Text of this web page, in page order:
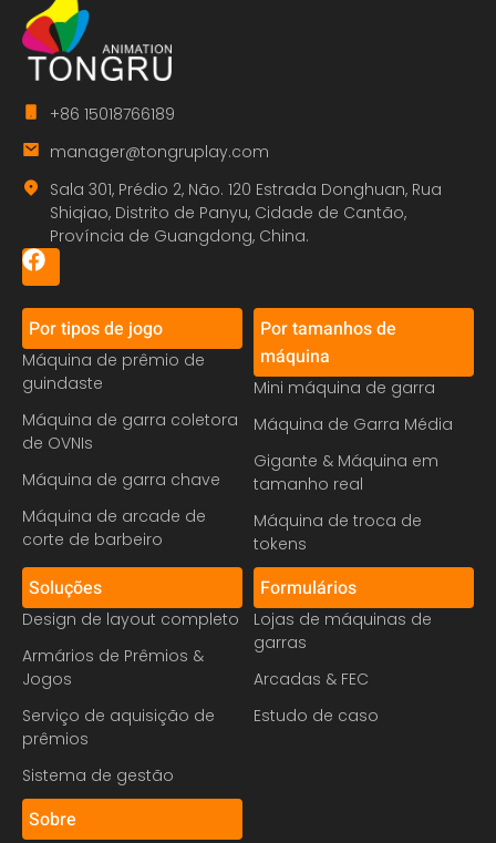
+86 15018766189
manager@tongruplay.com
Sala 301, Prédio 2, Não. 120 Estrada Donghuan, Rua
Shiqiao, Distrito de Panyu, Cidade de Cantão,
Província de Guangdong, China.
Por tipos de jogo
Máquina de prêmio de
guindaste
Máquina de garra coletora
de OVNIs
Máquina de garra chave
Máquina de arcade de
corte de barbeiro
Por tamanhos de
máquina
Mini máquina de garra
Máquina de Garra Média
Gigante & Máquina em
tamanho real
Máquina de troca de
tokens
Soluções
Design de layout completo
Armários de Prêmios &
Jogos
Serviço de aquisição de
prêmios
Sistema de gestão
Formulários
Lojas de máquinas de
garras
Arcadas & FEC
Estudo de caso
Sobre